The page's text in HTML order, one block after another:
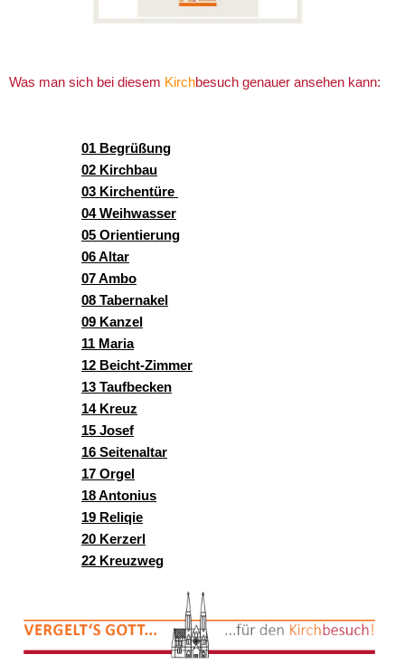
Was man sich bei diesem Kirchbesuch genauer ansehen kann:
01 Begrüßung
02 Kirchbau
03 Kirchentüre
04 Weihwasser
05 Orientierung
06 Altar
07 Ambo
08 Tabernakel
09 Kanzel
11 Maria
12 Beicht-Zimmer
13 Taufbecken
14 Kreuz
15 Josef
16 Seitenaltar
17 Orgel
18 Antonius
19 Reliqie
20 Kerzerl
22 Kreuzweg